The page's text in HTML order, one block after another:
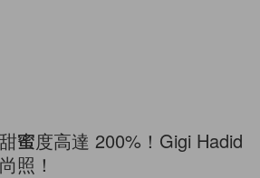
蜜度高達 200%！Gigi Hadid
照！